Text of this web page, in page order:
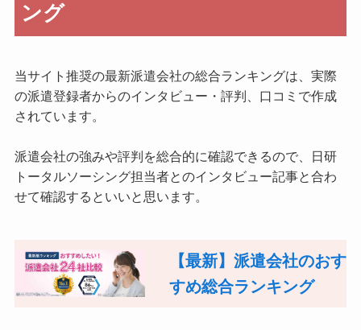
ング
当サイト推奨の最新派遣会社の総合ランキングは、実際
の派遣登録者からのインタビュー・評判、口コミで作成
されています。
派遣会社の強みや評判を総合的に確認できるので、日研
トータルソーシング担当者とのインタビュー記事と合わ
せて確認するといいと思います。
【最新】派遣会社のおす
すめ総合ランキング